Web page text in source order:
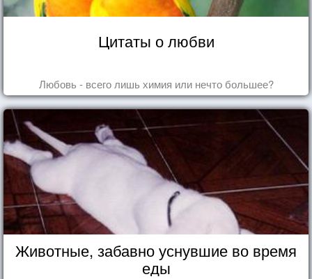
Цитаты о любви
Любовь - всего лишь химия или нечто большее?
Животные, забавно уснувшие во время
еды